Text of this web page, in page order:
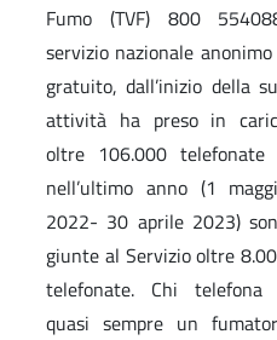
Fumo (TVF) 800
servizio nazionale
gratuito, dall’inizio della
attività ha preso in
oltre 106.000 telefonate
nell’ultimo anno (1
2022- 30 aprile 2023)
giunte al Servizio oltre
telefonate. Chi telefona
quasi sempre un